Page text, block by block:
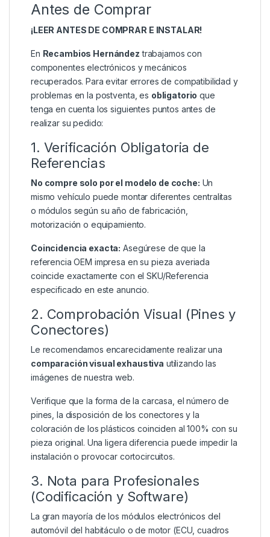
Antes de Comprar
¡LEER ANTES DE COMPRAR E INSTALAR!
En Recambios Hernández trabajamos con
componentes electrónicos y mecánicos
recuperados. Para evitar errores de compatibilidad y
problemas en la postventa, es obligatorio que
tenga en cuenta los siguientes puntos antes de
realizar su pedido:
1. Verificación Obligatoria de
Referencias
No compre solo por el modelo de coche: Un
mismo vehículo puede montar diferentes centralitas
o módulos según su año de fabricación,
motorización o equipamiento.
Coincidencia exacta: Asegúrese de que la
referencia OEM impresa en su pieza averiada
coincide exactamente con el SKU/Referencia
especificado en este anuncio.
2. Comprobación Visual (Pines y
Conectores)
Le recomendamos encarecidamente realizar una
comparación visual exhaustiva utilizando las
imágenes de nuestra web.
Verifique que la forma de la carcasa, el número de
pines, la disposición de los conectores y la
coloración de los plásticos coinciden al 100% con su
pieza original. Una ligera diferencia puede impedir la
instalación o provocar cortocircuitos.
3. Nota para Profesionales
(Codificación y Software)
La gran mayoría de los módulos electrónicos del
automóvil del habitáculo o de motor (ECU, cuadros